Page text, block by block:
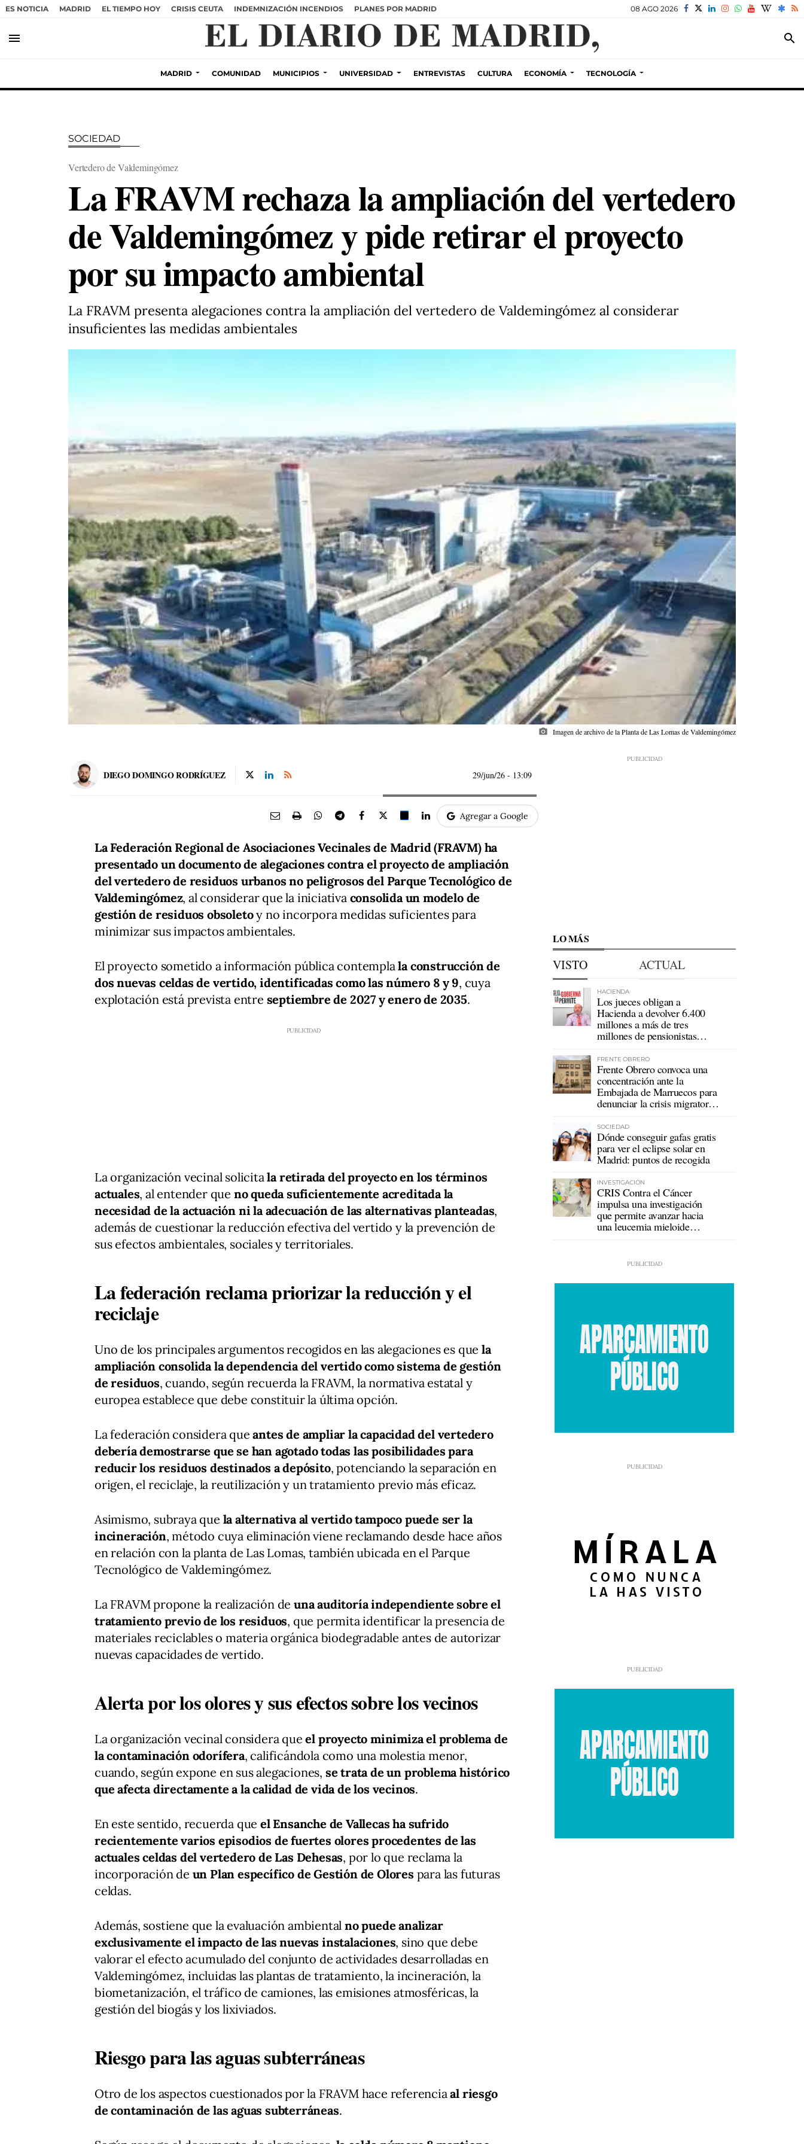
ES NOTICIA MADRID EL TIEMPO HOY CRISIS CEUTA INDEMNIZACIÓN INCENDIOS PLANES POR MADRID 08 AGO 2026
menu search
MADRID COMUNIDAD MUNICIPIOS UNIVERSIDAD ENTREVISTAS CULTURA ECONOMÍA TECNOLOGÍA
SOCIEDAD
Vertedero de Valdemingómez
La FRAVM rechaza la ampliación del vertedero
de Valdemingómez y pide retirar el proyecto
por su impacto ambiental
La FRAVM presenta alegaciones contra la ampliación del vertedero de Valdemingómez al considerar
insuficientes las medidas ambientales
photo_camera Imagen de archivo de la Planta de Las Lomas de Valdemingómez
DIEGO DOMINGO RODRÍGUEZ 29/jun/26 - 13:09
Agregar a Google
La Federación Regional de Asociaciones Vecinales de Madrid (FRAVM) ha
presentado un documento de alegaciones contra el proyecto de ampliación
del vertedero de residuos urbanos no peligrosos del Parque Tecnológico de
Valdemingómez, al considerar que la iniciativa consolida un modelo de
gestión de residuos obsoletoy no incorpora medidas suficientes para
minimizar sus impactos ambientales.
El proyecto sometido a información pública contemplala construcción de
dos nuevas celdas de vertido, identificadas como las número 8 y 9, cuya
explotación está prevista entre septiembre de 2027 y enero de 2035.
La organización vecinal solicitala retirada del proyecto en los términos
actuales, al entender que no queda suficientemente acreditada la
necesidad de la actuación ni la adecuación de las alternativas planteadas,
además de cuestionar la reducción efectiva del vertido y la prevención de
sus efectos ambientales, sociales y territoriales.
La federación reclama priorizar la reducción y el
reciclaje
Uno de los principales argumentos recogidos en las alegaciones es que la
ampliación consolida la dependencia del vertido como sistema de gestión
de residuos, cuando, según recuerda la FRAVM, la normativa estatal y
europea establece que debe constituir la última opción.
La federación considera queantes de ampliar la capacidad del vertedero
debería demostrarse que se han agotado todas las posibilidades para
reducir los residuos destinados a depósito, potenciando la separación en
origen, el reciclaje, la reutilización y un tratamiento previo más eficaz.
Asimismo, subraya que la alternativa al vertido tampoco puede ser la
incineración, método cuya eliminación viene reclamando desde hace años
en relación con la planta de Las Lomas, también ubicada en el Parque
Tecnológico de Valdemingómez.
La FRAVM propone la realización de una auditoría independiente sobre el
tratamiento previo de los residuos, que permita identificar la presencia de
materiales reciclables o materia orgánica biodegradable antes de autorizar
nuevas capacidades de vertido.
Alerta por los olores y sus efectos sobre los vecinos
La organización vecinal considera queel proyecto minimiza el problema de
la contaminación odorífera, calificándola como una molestia menor,
cuando, según expone en sus alegaciones, se trata de un problema histórico
que afecta directamente a la calidad de vida de los vecinos.
En este sentido, recuerda que el Ensanche de Vallecas ha sufrido
recientemente varios episodios de fuertes olores procedentes de las
actuales celdas del vertedero de Las Dehesas, por lo que reclama la
incorporación de un Plan específico de Gestión de Olores para las futuras
celdas.
Además, sostiene que la evaluación ambiental no puede analizar
exclusivamente el impacto de las nuevas instalaciones, sino que debe
valorar el efecto acumulado del conjunto de actividades desarrolladas en
Valdemingómez, incluidas las plantas de tratamiento, la incineración, la
biometanización, el tráfico de camiones, las emisiones atmosféricas, la
gestión del biogás y los lixiviados.
Riesgo para las aguas subterráneas
Otro de los aspectos cuestionados por la FRAVM hace referenciaal riesgo
de contaminación de las aguas subterráneas.
LO MÁS
VISTO ACTUAL
HACIENDA
Los jueces obligan a
Hacienda a devolver 6.400
millones a más de tres
millones de pensionistas
FRENTE OBRERO
Frente Obrero convoca una
concentración ante la
Embajada de Marruecos para
denunciar la crisis migratoria
SOCIEDAD
Dónde conseguir gafas gratis
para ver el eclipse solar en
Madrid: puntos de recogida
INVESTIGACIÓN
CRIS Contra el Cáncer
impulsa una investigación
que permite avanzar hacia
una leucemia mieloide